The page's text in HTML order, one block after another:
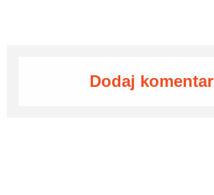
Dodaj komentar